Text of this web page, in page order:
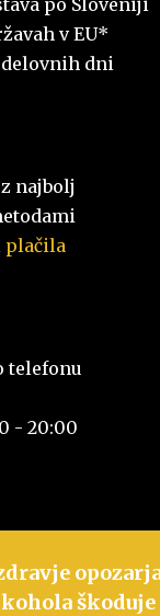
v EU*
delovnih dni
najbolj
plačila
telefonu
- 20:00
škoduje